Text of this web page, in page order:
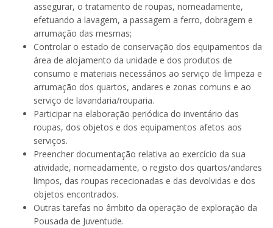
assegurar, o tratamento de roupas, nomeadamente,
efetuando a lavagem, a passagem a ferro, dobragem e
arrumação das mesmas;
Controlar o estado de conservação dos equipamentos da
área de alojamento da unidade e dos produtos de
consumo e materiais necessários ao serviço de limpeza e
arrumação dos quartos, andares e zonas comuns e ao
serviço de lavandaria/rouparia.
Participar na elaboração periódica do inventário das
roupas, dos objetos e dos equipamentos afetos aos
serviços.
Preencher documentação relativa ao exercício da sua
atividade, nomeadamente, o registo dos quartos/andares
limpos, das roupas rececionadas e das devolvidas e dos
objetos encontrados.
Outras tarefas no âmbito da operação de exploração da
Pousada de Juventude.